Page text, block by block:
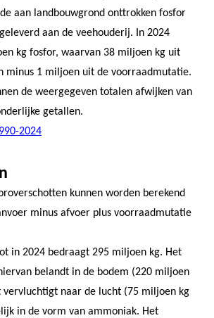
aan landbouwgrond onttrokken fosfor
aan de veehouderij. In 2024
kg fosfor, waarvan 38 miljoen kg uit
minus 1 miljoen uit de voorraadmutatie.
de weergegeven totalen afwijken van
getallen.
2024
kunnen worden berekend
minus afvoer plus voorraadmutatie
in 2024 bedraagt 295 miljoen kg. Het
belandt in de bodem (220 miljoen
vervluchtigt naar de lucht (75 miljoen kg
in de vorm van ammoniak. Het